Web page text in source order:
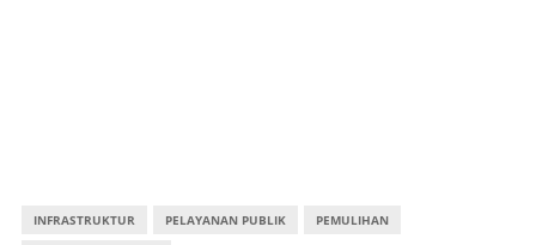
INFRASTRUKTUR PELAYANAN PUBLIK PEMULIHAN